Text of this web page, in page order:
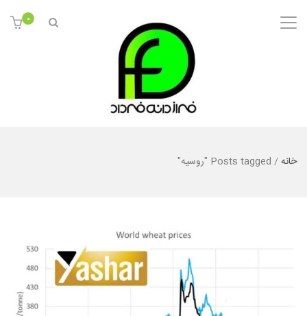
0
خانه/ Posts tagged "روسیه"